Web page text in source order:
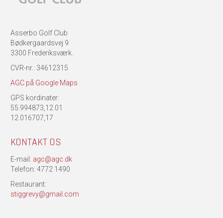
Asserbo Golf Club
Bødkergaardsvej 9
3300 Frederiksværk.
CVR-nr.: 34612315
AGC på Google Maps
GPS kordinater:
55.994873,12.01
12.016707,17
KONTAKT OS
E-mail: agc@agc.dk
Telefon: 4772 1490
Restaurant:
stiggrevy@gmail.com